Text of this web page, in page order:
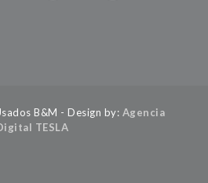
B&M - Design by: Agencia
TESLA